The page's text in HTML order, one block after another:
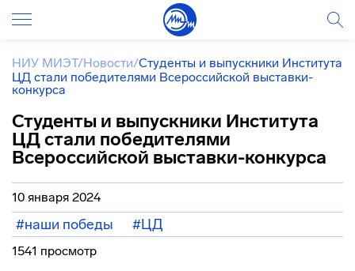
НИУ МИЭТ/Новости/Студенты и выпускники Института
ЦД стали победителями Всероссийской выставки-
конкурса
Студенты и выпускники Института
ЦД стали победителями
Всероссийской выставки-конкурса
10 января 2024
#наши победы #ЦД
1541 просмотр